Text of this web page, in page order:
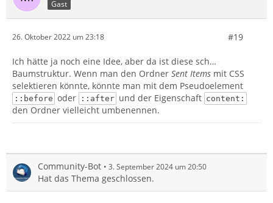
Gast
26. Oktober 2022 um 23:18 #19
Ich hätte ja noch eine Idee, aber da ist diese sch…
Baumstruktur. Wenn man den Ordner Sent Items mit CSS
selektieren könnte, könnte man mit dem Pseudoelement
::before oder ::after und der Eigenschaft content:
den Ordner vielleicht umbenennen.
Community-Bot 3. September 2024 um 20:50
Hat das Thema geschlossen.